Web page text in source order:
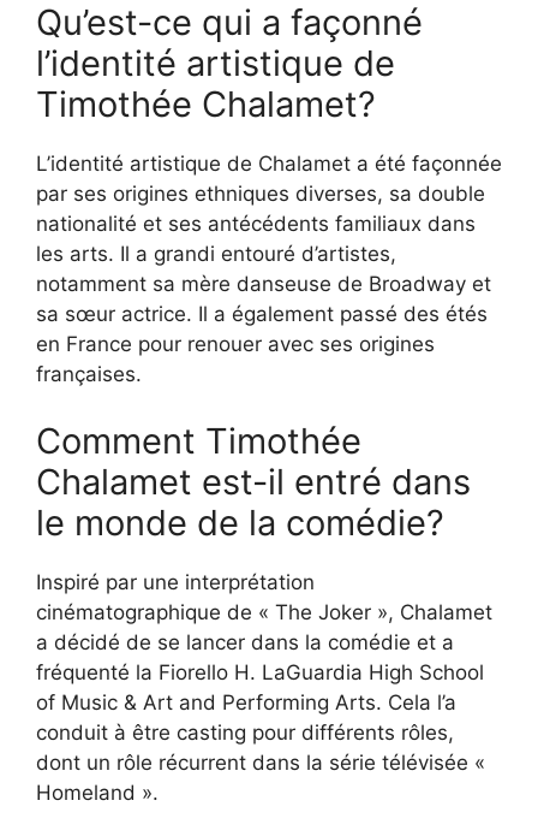
Qu’est-ce qui a façonné
l’identité artistique de
Timothée Chalamet?
L’identité artistique de Chalamet a été façonnée
par ses origines ethniques diverses, sa double
nationalité et ses antécédents familiaux dans
les arts. Il a grandi entouré d’artistes,
notamment sa mère danseuse de Broadway et
sa sœur actrice. Il a également passé des étés
en France pour renouer avec ses origines
françaises.
Comment Timothée
Chalamet est-il entré dans
le monde de la comédie?
Inspiré par une interprétation
cinématographique de « The Joker », Chalamet
a décidé de se lancer dans la comédie et a
fréquenté la Fiorello H. LaGuardia High School
of Music & Art and Performing Arts. Cela l’a
conduit à être casting pour différents rôles,
dont un rôle récurrent dans la série télévisée «
Homeland ».